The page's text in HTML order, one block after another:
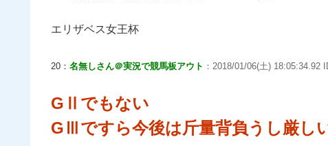
エリザベス女王杯
20： 名無しさん＠実況で競馬板アウト ：2018/01/06(土) 18:05:34.92
GⅡでもない
GⅢですら今後は斤量背負うし厳し